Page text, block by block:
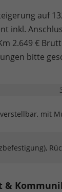
auf
inkl.
2.649 €
bitte
mit
&